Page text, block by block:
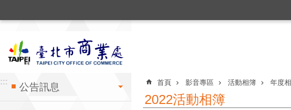
::: 公告訊息
:::
首頁 影音專區 活動相簿 年度
2022活動相簿